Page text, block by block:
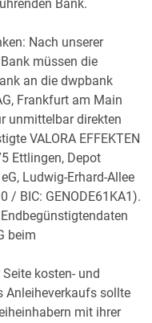
Bank.
Nach unserer
müssen die
an die dwpbank
Frankfurt am Main
unmittelbar direkten
VALORA EFFEKTEN
Ettlingen, Depot
Ludwig-Erhard-Allee
/ BIC: GENODE61KA1).
beim
kosten- und
Anleiheverkaufs sollte
mit ihrer